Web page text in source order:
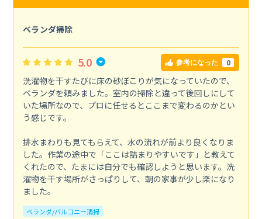
ベランダ掃除
5.0 参考になった 0
洗濯物を干すたびに床の砂ぼこりが気になっていたので、
ベランダを頼みました。室内の掃除と違って後回しにして
いた場所なので、プロに任せるとここまで変わるのかとい
う感じです。
排水まわりも見てもらえて、水の流れが前より良くなりま
した。作業の途中で「ここは詰まりやすいです」と教えて
くれたので、たまには自分でも確認しようと思います。洗
濯物を干す場所がさっぱりして、朝の家事が少し楽になり
ました。
ベランダ/バルコニー清掃